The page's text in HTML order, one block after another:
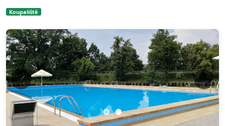
Koupaliště
Previous Next